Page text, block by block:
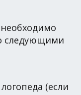
следующими
(если